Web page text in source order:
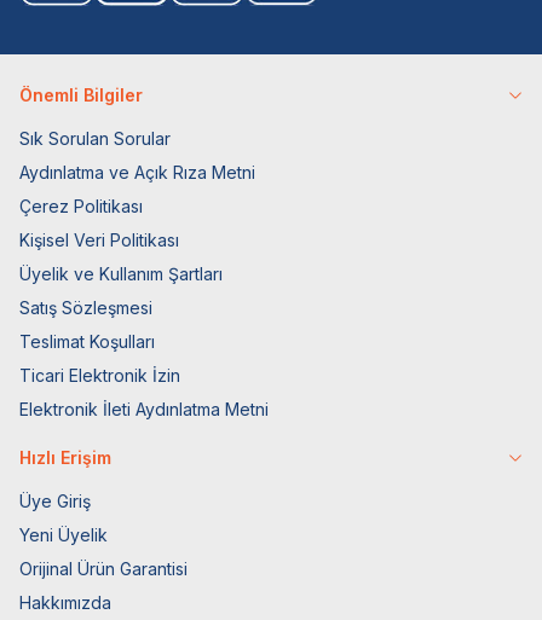
Önemli Bilgiler
Sık Sorulan Sorular
Aydınlatma ve Açık Rıza Metni
Çerez Politikası
Kişisel Veri Politikası
Üyelik ve Kullanım Şartları
Satış Sözleşmesi
Teslimat Koşulları
Ticari Elektronik İzin
Elektronik İleti Aydınlatma Metni
Hızlı Erişim
Üye Giriş
Yeni Üyelik
Orijinal Ürün Garantisi
Hakkımızda